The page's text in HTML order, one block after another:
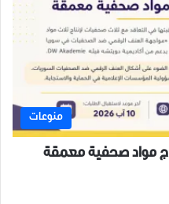
منوعات
مواد صحفية معمقة